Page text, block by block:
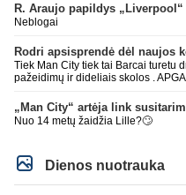
R. Araujo papildys
Neblogai
Rodri apsisprendė dėl naujos
Tiek Man City tiek tai Barcai turetu
pažeidimų ir dideliais skolos .
Nuo 14 metų žaidžia Lille?🙄
Dienos nuotrauka